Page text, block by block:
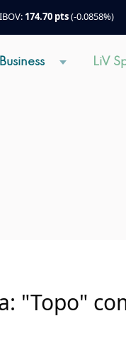
IBOV: 174.70 pts(-0.0858%)
LiV
"Topo"